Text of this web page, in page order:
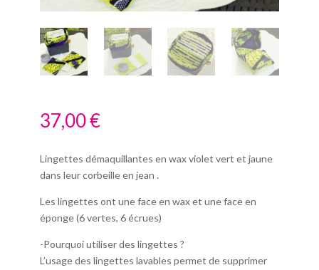
37,00€
Lingettes démaquillantes en wax violet vert et jaune
dans leur corbeille en jean .
Les lingettes ont une face en wax et une face en
éponge (6 vertes, 6 écrues)
-Pourquoi utiliser des lingettes ?
L’usage des lingettes lavables permet de supprimer